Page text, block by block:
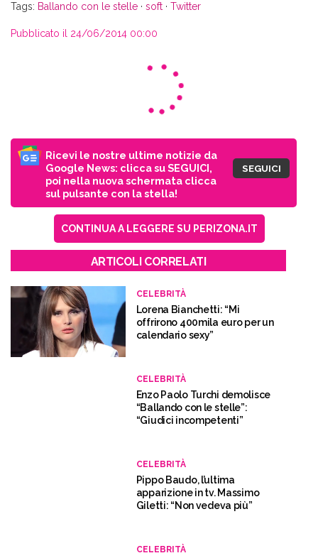
Tags: Ballando con le stelle · soft · Twitter
Pubblicato il 24/06/2014 00:00
Ricevi le nostre ultime notizie da
Google News: clicca su SEGUICI,
poi nella nuova schermata clicca
sul pulsante con la stella!
SEGUICI
CONTINUA A LEGGERE SU PERIZONA.IT
ARTICOLI CORRELATI
CELEBRITÀ
Lorena Bianchetti: “Mi
offrirono 400mila euro per un
calendario sexy”
CELEBRITÀ
Enzo Paolo Turchi demolisce
“Ballando con le stelle”:
“Giudici incompetenti”
CELEBRITÀ
Pippo Baudo, l’ultima
apparizione in tv. Massimo
Giletti: “Non vedeva più”
CELEBRITÀ